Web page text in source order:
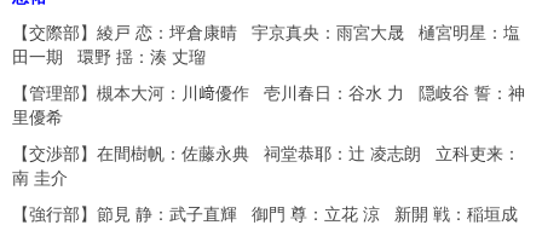
【交際部】綾戸 恋：坪倉康晴 宇京真央：雨宮大晟 樋宮明星：塩
田一期 環野 揺：湊 丈瑠
【管理部】槻本大河：川﨑優作 壱川春日：谷水 力 隠岐谷 誓：神
里優希
【交渉部】在間樹帆：佐藤永典 祠堂恭耶：辻 凌志朗 立科吏来：
南 圭介
【強行部】節見 静：武子直輝 御門 尊：立花 涼 新開 戦：稲垣成